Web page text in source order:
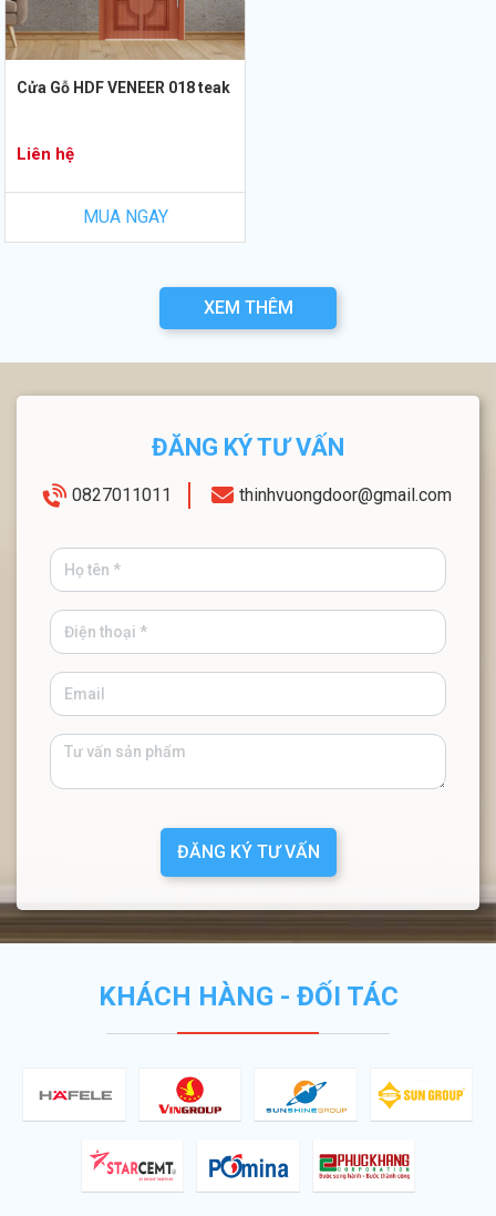
Cửa Gỗ HDF VENEER 018 teak
Liên hệ
MUA NGAY
XEM THÊM
ĐĂNG KÝ TƯ VẤN
0827011011 thinhvuongdoor@gmail.com
ĐĂNG KÝ TƯ VẤN
KHÁCH HÀNG - ĐỐI TÁC